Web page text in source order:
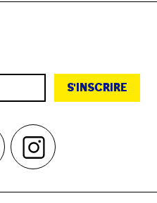
S'INSCRIRE